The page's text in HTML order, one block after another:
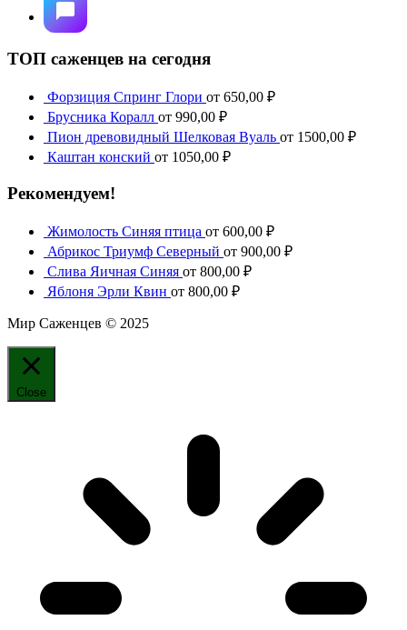
ТОП саженцев на сегодня
Форзиция Спринг Глори от 650,00 ₽
Брусника Коралл от 990,00 ₽
Пион древовидный Шелковая Вуаль от 1500,00 ₽
Каштан конский от 1050,00 ₽
Рекомендуем!
Жимолость Синяя птица от 600,00 ₽
Абрикос Триумф Северный от 900,00 ₽
Слива Яичная Синяя от 800,00 ₽
Яблоня Эрли Квин от 800,00 ₽
Мир Саженцев © 2025
Close